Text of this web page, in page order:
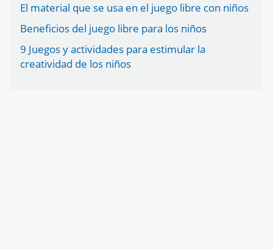
El material que se usa en el juego libre con niños
Beneficios del juego libre para los niños
9 Juegos y actividades para estimular la
creatividad de los niños